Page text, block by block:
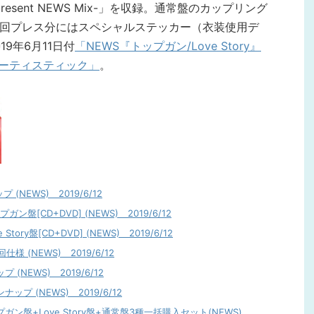
NEWS Mix-」を収録。通常盤のカップリング
プレス分にはスペシャルステッカー（衣装使用デ
年6月11日付 「NEWS『トップガン/Love Story』
ィスティック」 。
プ (NEWS) 2019/6/12
ガン盤[CD+DVD] (NEWS) 2019/6/12
Story盤[CD+DVD] (NEWS) 2019/6/12
仕様 (NEWS) 2019/6/12
プ (NEWS) 2019/6/12
ナップ (NEWS) 2019/6/12